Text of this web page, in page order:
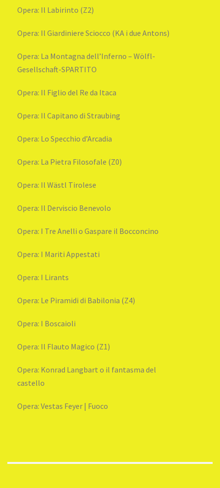
Opera: Il Labirinto (Z2)
Opera: Il Giardiniere Sciocco (KA i due Antons)
Opera: La Montagna dell’Inferno – Wölfl-
Gesellschaft-SPARTITO
Opera: Il Figlio del Re da Itaca
Opera: Il Capitano di Straubing
Opera: Lo Specchio d’Arcadia
Opera: La Pietra Filosofale (Z0)
Opera: Il Wästl Tirolese
Opera: Il Derviscio Benevolo
Opera: I Tre Anelli o Gaspare il Bocconcino
Opera: I Mariti Appestati
Opera: I Lirants
Opera: Le Piramidi di Babilonia (Z4)
Opera: I Boscaioli
Opera: Il Flauto Magico (Z1)
Opera: Konrad Langbart o il fantasma del
castello
Opera: Vestas Feyer | Fuoco